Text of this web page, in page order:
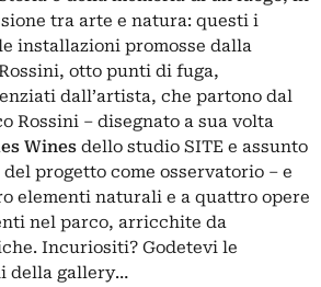
tra arte e natura: questi i
installazioni promosse dalla
otto punti di fuga,
dall’artista, che partono dal
Rossini – disegnato a sua volta
Wines dello studio SITE e assunto
progetto come osservatorio – e
elementi naturali e a quattro opere
nel parco, arricchite da
Incuriositi? Godetevi le
della gallery…